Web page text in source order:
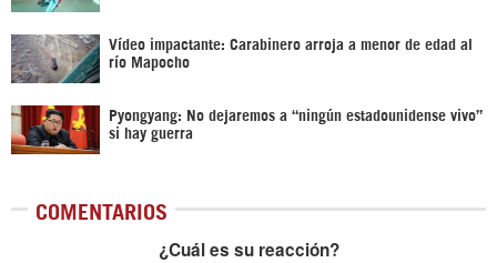
Vídeo impactante: Carabinero arroja a menor de edad al
río Mapocho
Pyongyang: No dejaremos a “ningún estadounidense vivo”
si hay guerra
COMENTARIOS